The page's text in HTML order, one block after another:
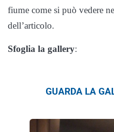
fiume come si può vedere
dell’articolo.
Sfoglia la gallery:
GUARDA LA